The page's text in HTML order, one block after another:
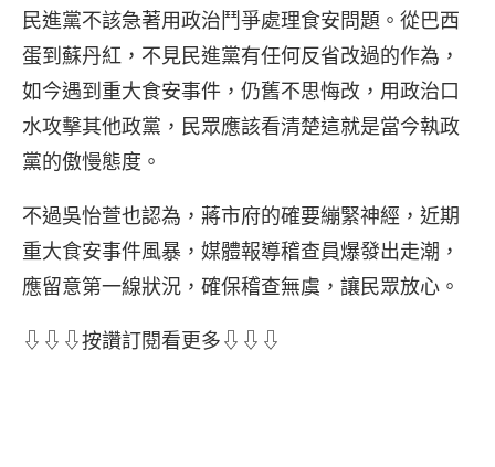
民進黨不該急著用政治鬥爭處理食安問題。從巴西
蛋到蘇丹紅，不見民進黨有任何反省改過的作為，
如今遇到重大食安事件，仍舊不思悔改，用政治口
水攻擊其他政黨，民眾應該看清楚這就是當今執政
黨的傲慢態度。
不過吳怡萱也認為，蔣市府的確要繃緊神經，近期
重大食安事件風暴，媒體報導稽查員爆發出走潮，
應留意第一線狀況，確保稽查無虞，讓民眾放心。
⇩⇩⇩按讚訂閱看更多⇩⇩⇩